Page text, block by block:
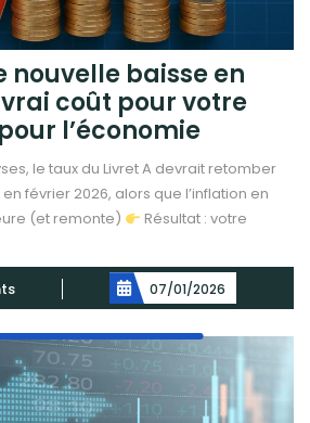
nouvelle baisse en
coût pour votre
l’économie
le taux du Livret A devrait retomber
en février 2026, alors que l’inflation en
(et remonte)
Résultat : votre
07/01/2026